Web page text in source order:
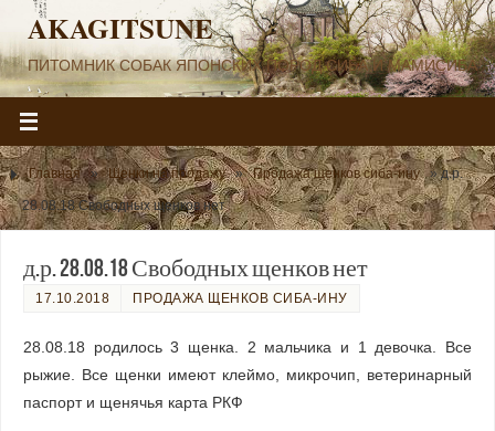
AKAGITSUNE
ПИТОМНИК СОБАК ЯПОНСКИХ ПОРОД СИБА И МАМИСИБА
Главная » Щенки на продажу » Продажа щенков сиба-ину »д.р.
28.08.18 Свободных щенков нет
д.р. 28.08.18 Свободных щенков нет
17.10.2018 ПРОДАЖА ЩЕНКОВ СИБА-ИНУ
28.08.18 родилось 3 щенка. 2 мальчика и 1 девочка. Все
рыжие. Все щенки имеют клеймо, микрочип, ветеринарный
паспорт и щенячья карта РКФ